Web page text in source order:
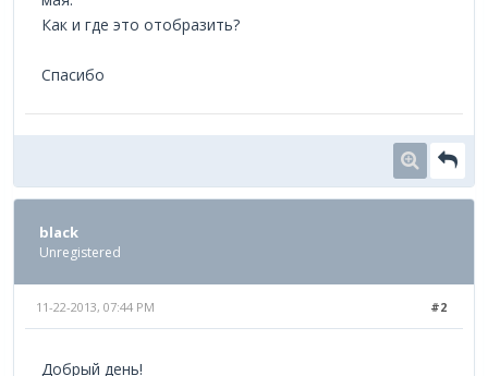
Как и где это отобразить?
Спасибо
black
Unregistered
#2
11-22-2013, 07:44 PM
Добрый день!